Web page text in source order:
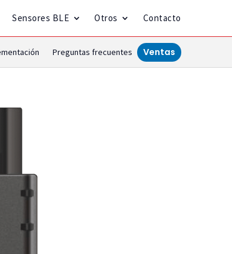
Sensores BLE Otros Contacto
Preguntas frecuentes Ventas